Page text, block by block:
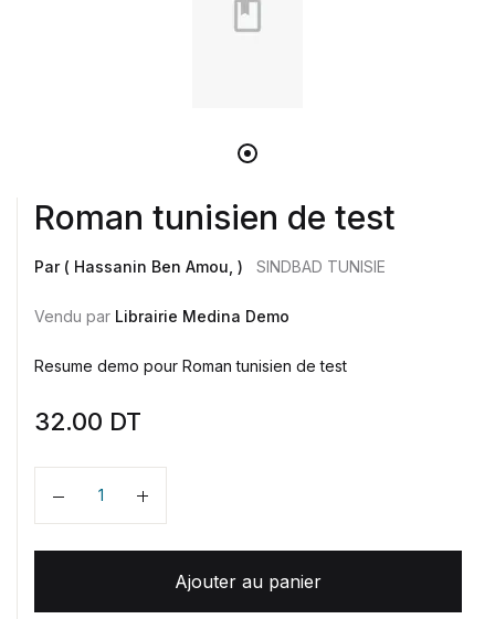
Roman tunisien de test
Par ( Hassanin Ben Amou, ) SINDBAD TUNISIE
Vendu par Librairie Medina Demo
Resume demo pour Roman tunisien de test
32.00 DT
Quantité
Ajouter au panier